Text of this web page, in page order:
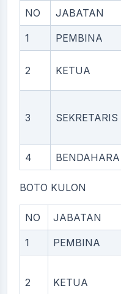
NO JABATAN
1 PEMBINA
2 KETUA
3 SEKRETARIS
4 BENDAHARA
BOTO KULON
NO JABATAN
1 PEMBINA
2 KETUA